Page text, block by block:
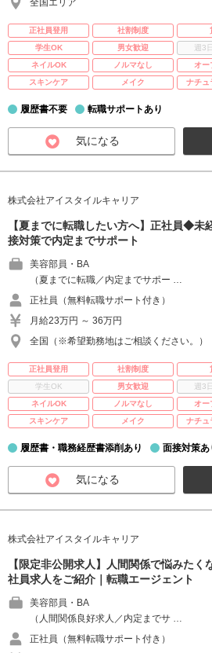
全国エリア
正社員登用 社割制度
学生OK
男女歓迎 週3
ネイルOK
ノルマなし オー
スキンケア
メイク ナチュ
履歴書不要 転職サポートあり
気になる
株式会社アイスタイルキャリア
【夏までに転職したい方へ】正社員◆未
接対策で内定までサポート
美容部員・BA
（夏までに転職／内定までサポー …
正社員（無料転職サポート付き）
月給23万円 ～ 36万円
全国（※希望勤務地はご相談ください。）
正社員登用 社割制度
学生OK
男女歓迎 週3
ネイルOK
ノルマなし オー
スキンケア
メイク ナチュ
履歴書・職務経歴書添削あり 面接対策あ
気になる
株式会社アイスタイルキャリア
【限定非公開求人】人間関係で悩みた
社員求人をご紹介｜転職エージェント
美容部員・BA
（人間関係良好求人／内定までサ …
正社員（無料転職サポート付き）